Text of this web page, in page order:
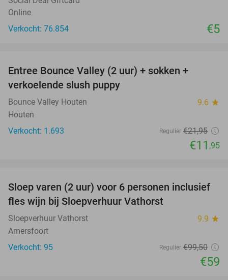
Online
Verkocht: 76.854
€5
Entree Bounce Valley (2 uur) + sokken +
verkoelende slush puppy
Bounce Valley Houten 9.6 star
Houten
Verkocht: 1.693
Regulier €21,95
€11 ,95
41%
Sloep varen (2 uur) voor 6 personen inclusief
fles wijn bij Sloepverhuur Vathorst
Sloepverhuur Vathorst 9.9 star
Amersfoort
Verkocht: 95
Regulier €99,50
€59